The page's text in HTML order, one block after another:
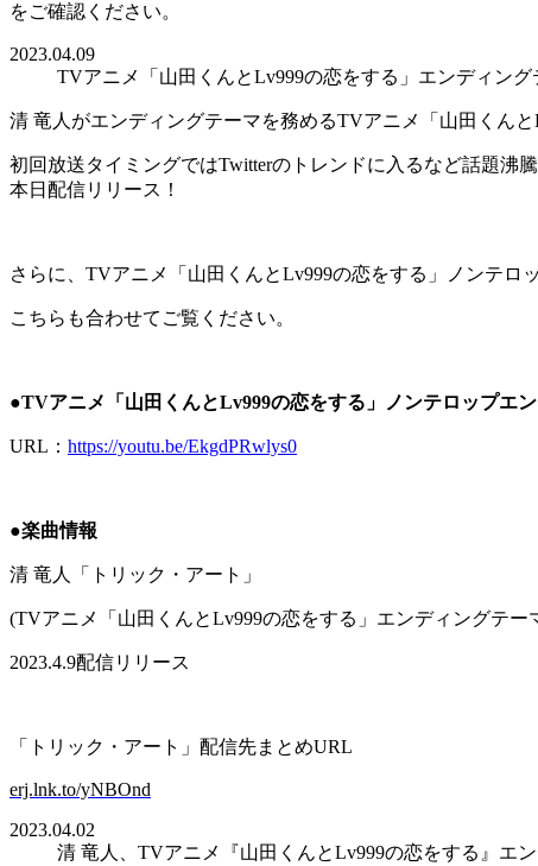
をご確認ください。
2023.04.09
TVアニメ「山田くんとLv999の恋をする」エンディン
清 竜人がエンディングテーマを務めるTVアニメ「山田くんと
初回放送タイミングではTwitterのトレンドに入るなど話題沸
本日配信リリース！
さらに、 TVアニメ「山田くんとLv999の恋をする」ノンテロ
こちらも合わせてご覧ください。
●TVアニメ「山田くんとLv999の恋をする」ノンテロップエ
URL ： https://youtu.be/EkgdPRwlys0
●楽曲情報
清 竜人「トリック・アート」
(TVアニメ「山田くんとLv999の恋をする」エンディングテー
2023.4.9配信リリース
「トリック・アート」配信先まとめURL
erj.lnk.to/yNBOnd
2023.04.02
清 竜人、TVアニメ『山田くんとLv999の恋をする』エ